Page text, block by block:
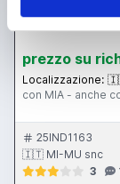
prezzo su
Localizzazione:
con MIA - anche
25IND1163
🇮🇹 MI-MU snc
3